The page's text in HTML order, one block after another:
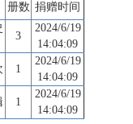
册数 捐赠时间
3
2024/6/19
14:04:09
1
2024/6/19
14:04:09
1
2024/6/19
14:04:09